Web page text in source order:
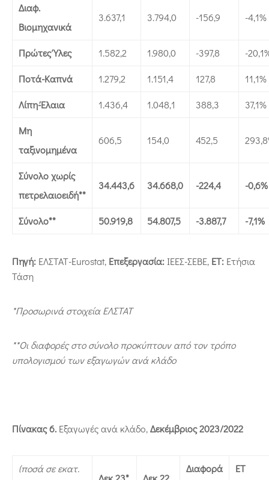
Διαφ.
Βιομηχανικά
3.637,1 3.794,0 -156,9 -4,1%
Πρώτες Ύλες 1.582,2 1.980,0 -397,8 -
Ποτά-Καπνά 1.279,2 1.151,4 127,8 11,1%
Λίπη-Έλαια 1.436,4 1.048,1 388,3 37,1%
Μη
ταξινομημένα
606,5 154,0 452,5
Σύνολο χωρίς
πετρελαιοειδή**
34.443,6 34.668,0 -224,4 -0,6%
Σύνολο** 50.919,8 54.807,5 -3.887,7 -7,1%
Πηγή: ΕΛΣΤΑΤ-Eurostat, Επεξεργασία: ΙΕΕΣ-ΣΕΒΕ, ΕΤ: Ετήσια
Τάση
*Προσωρινά στοιχεία ΕΛΣΤΑΤ
**Οι διαφορές στο σύνολο προκύπτουν από τον τρόπο
υπολογισμού των εξαγωγών ανά κλάδο
Πίνακας 6. Εξαγωγές ανά κλάδο,Δεκέμβριος 2023/2022
(ποσά σε εκατ. Διαφορά ΕΤ